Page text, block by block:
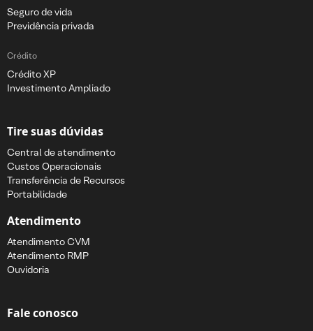
Seguro de vida
Previdência privada
Crédito
Crédito XP
Investimento Ampliado
Tire suas dúvidas
Central de atendimento
Custos Operacionais
Transferência de Recursos
Portabilidade
Atendimento
Atendimento CVM
Atendimento RMP
Ouvidoria
Fale conosco